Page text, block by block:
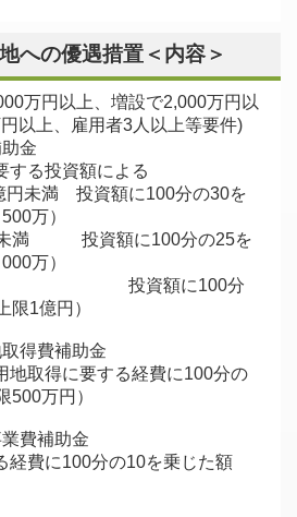
への優遇措置＜内容＞
万円以上、増設で2,000万円以
円以上、雇用者3人以上等要件)
金
する投資額による
未満 投資額に100分の30を
万）
未満 投資額に100分の25を
万）
資額に100分
限1億円）
得費補助金
取得に要する経費に100分の
500万円）
費補助金
費に100分の10を乗じた額